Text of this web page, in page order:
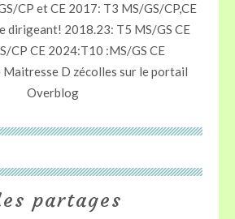
CP et CE 2017: T3 MS/GS/CP,CE
dirigeant! 2018.23: T5 MS/GS CE
CP CE 2024:T10 :MS/GS CE
Maitresse D zécolles sur le portail
Overblog
partages